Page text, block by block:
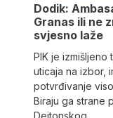
Dodik:
Granas ili ne
svjesno laže
PIK je izmišljeno
uticaja na izbor,
potvrđivanje
Biraju ga strane
Dejtonskog…